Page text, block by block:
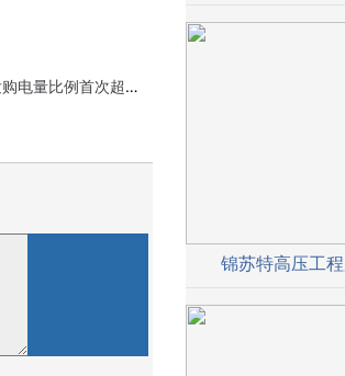
比例首次超过30%
锦苏特高压工